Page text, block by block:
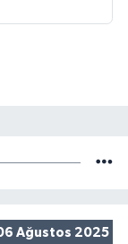
Ağustos 2025